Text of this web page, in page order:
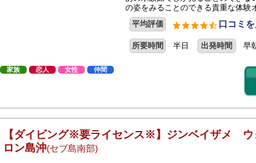
家族 恋人 女性 仲間
の姿をみることのできる貴重な体験
平均評価
口コミ
所要時間 半日 出発時間 早
【ダイビング※要ライセンス※】ジンベイザメ ウ
ロン島沖(セブ島南部)